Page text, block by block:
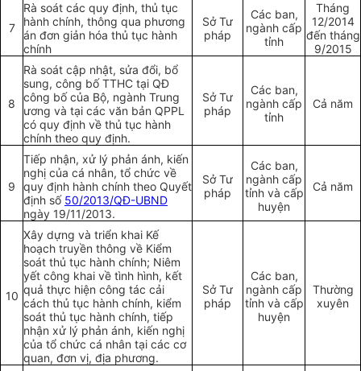
7
Rà soát các quy định, thủ tục
hành chính, thông qua phương
án đơn giản hóa thủ tục hành
chính
Sở Tư
pháp
Các ban,
ngành cấp
tỉnh
Tháng
12/2014
đến tháng
9/2015
8
Rà soát cập nhật, sửa đổi, bổ
sung, công bố TTHC tại QĐ
công bố của Bộ, ngành Trung
ương và tại các văn bản QPPL
có quy định về thủ tục hành
chính theo quy định.
Sở Tư
pháp
Các ban,
ngành cấp
tỉnh
Cả năm
9
Tiếp nhận, xử lý phản ánh, kiến
nghị của cá nhân, tổ chức về
quy định hành chính theo Quyết
định số 50/2013/QĐ-UBND
ngày 19/11/2013.
Sở Tư
pháp
Các ban,
ngành cấp
tỉnh và cấp
huyện
Cả năm
10
Xây dựng và triển khai Kế
hoạch truyền thông về Kiểm
soát thủ tục hành chính; Niêm
yết công khai về tình hình, kết
quả thực hiện công tác cải
cách thủ tục hành chính, kiểm
soát thủ tục hành chính, tiếp
nhận xử lý phản ánh, kiến nghị
của tổ chức cá nhân tại các cơ
quan, đơn vị, địa phương.
Sở Tư
pháp
Các ban,
ngành cấp
tỉnh và cấp
huyện
Thường
xuyên